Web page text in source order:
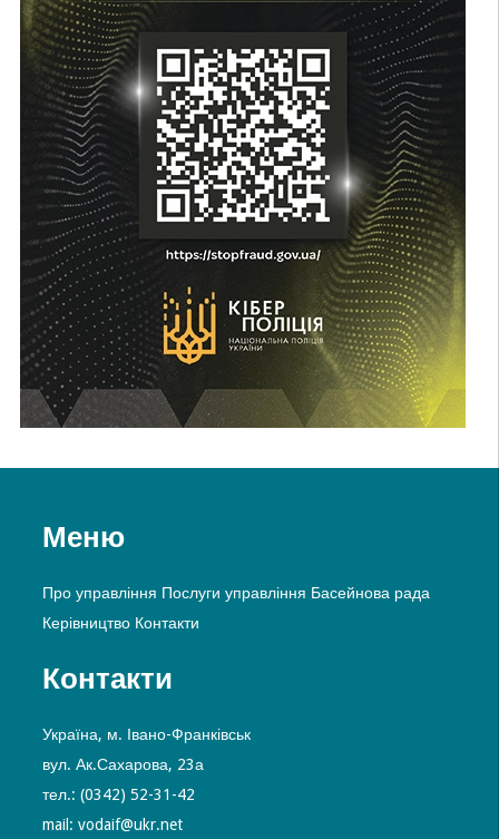
Меню
Про управління Послуги управління Басейнова рада
Керівництво Контакти
Контакти
Україна, м. Івано-Франківськ
вул. Ак.Сахарова, 23а
тел.: (0342) 52-31-42
mail: vodaif@ukr.net